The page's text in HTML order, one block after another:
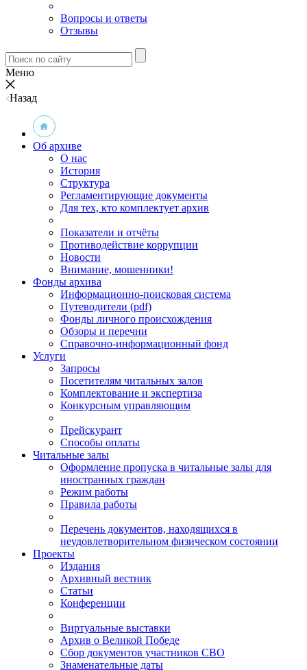
Вопросы и ответы
Отзывы
Меню
Назад
Об архиве
О нас
История
Структура
Регламентирующие документы
Для тех, кто комплектует архив
Показатели и отчёты
Противодействие коррупции
Новости
Внимание, мошенники!
Фонды архива
Информационно-поисковая система
Путеводители (pdf)
Фонды личного происхождения
Обзоры и перечни
Справочно-информационный фонд
Услуги
Запросы
Посетителям читальных залов
Комплектование и экспертиза
Конкурсным управляющим
Прейскурант
Способы оплаты
Читальные залы
Оформление пропуска в читальные залы для
иностранных граждан
Режим работы
Правила работы
Перечень документов, находящихся в
неудовлетворительном физическом состоянии
Проекты
Издания
Архивный вестник
Статьи
Конференции
Виртуальные выставки
Архив о Великой Победе
Сбор документов участников СВО
Знаменательные даты